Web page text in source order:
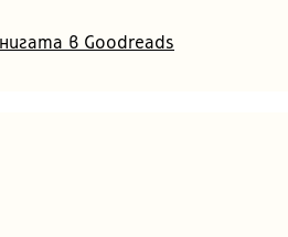
в Goodreads